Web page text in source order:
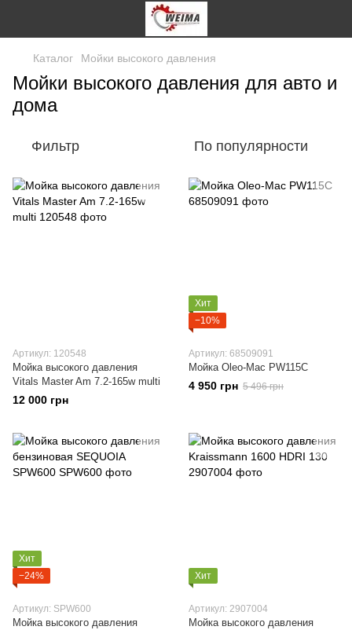
Каталог Мойки высокого давления
Мойки высокого давления для авто и
дома
Фильтр По популярности
Артикул: 120548
Мойка высокого давления
Vitals Master Am 7.2-165w multi
12 000 грн
Хит
−10%
Артикул: 68509091
Мойка Oleo-Mac PW115C
4 950 грн 5 496 грн
Хит
−24%
Артикул: SPW600
Мойка высокого давления
Хит
Артикул: 2907004
Мойка высокого давления